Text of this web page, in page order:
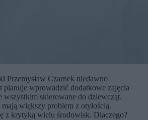
Przemysław Czarnek niedawno
planuje wprowadzić dodatkowe zajęcia
wszystkim skierowane do dziewcząt.
większy problem z otyłością.
z krytyką wielu środowisk. Dlaczego?